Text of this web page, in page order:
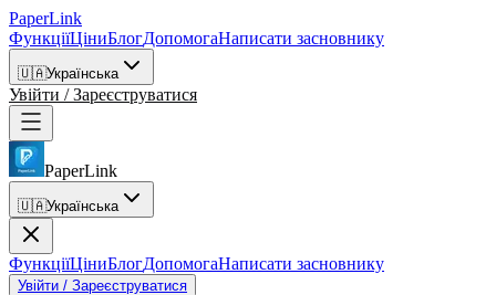
PaperLink
ФункціїЦіниБлогДопомогаНаписати засновнику
🇺🇦Українська
Увійти / Зареєструватися
PaperLink
🇺🇦Українська
ФункціїЦіниБлогДопомогаНаписати засновнику
Увійти / Зареєструватися